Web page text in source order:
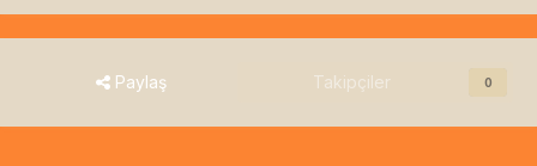
Paylaş Takipçiler 0